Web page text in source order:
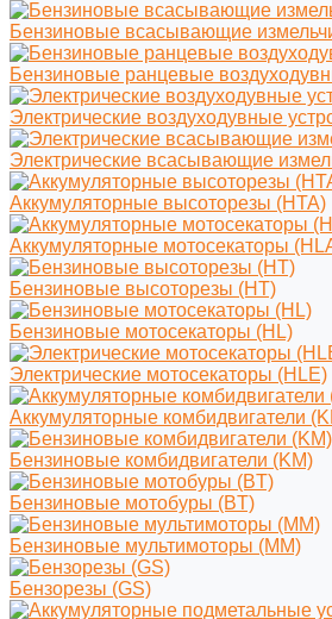
Бензиновые всасывающие
Бензиновые ранцевые
Электрические воздуходувные
Электрические всасывающие
Аккумуляторные высоторезы (HTA)
Аккумуляторные мотосекаторы
Бензиновые высоторезы (HT)
Бензиновые мотосекаторы (HL)
Электрические мотосекаторы (HLE)
Аккумуляторные комбидвигатели
Бензиновые комбидвигатели (KM)
Бензиновые мотобуры (BT)
Бензиновые мультимоторы (MM)
Бензорезы (GS)